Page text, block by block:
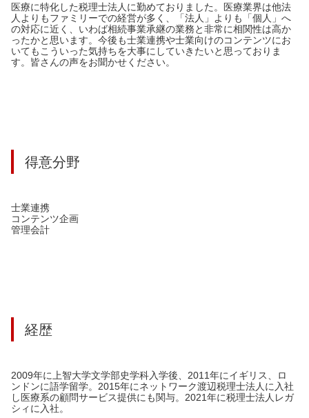
医療に特化した税理士法人に勤めておりました。医療業界は他法
人よりもファミリーでの経営が多く、「法人」よりも「個人」へ
の対応に近く、いわば相続事業承継の業務と非常に相関性は高か
ったかと思います。今後も士業連携や士業向けのコンテンツにお
いてもこういった気持ちを大事にしていきたいと思っておりま
す。皆さんの声をお聞かせください。
得意分野
士業連携
コンテンツ企画
管理会計
経歴
2009年に上智大学文学部史学科入学後、2011年にイギリス、ロ
ンドンに語学留学。2015年にネットワーク渡辺税理士法人に入社
し医療系の顧問サービス提供にも関与。2021年に税理士法人レガ
シィに入社。